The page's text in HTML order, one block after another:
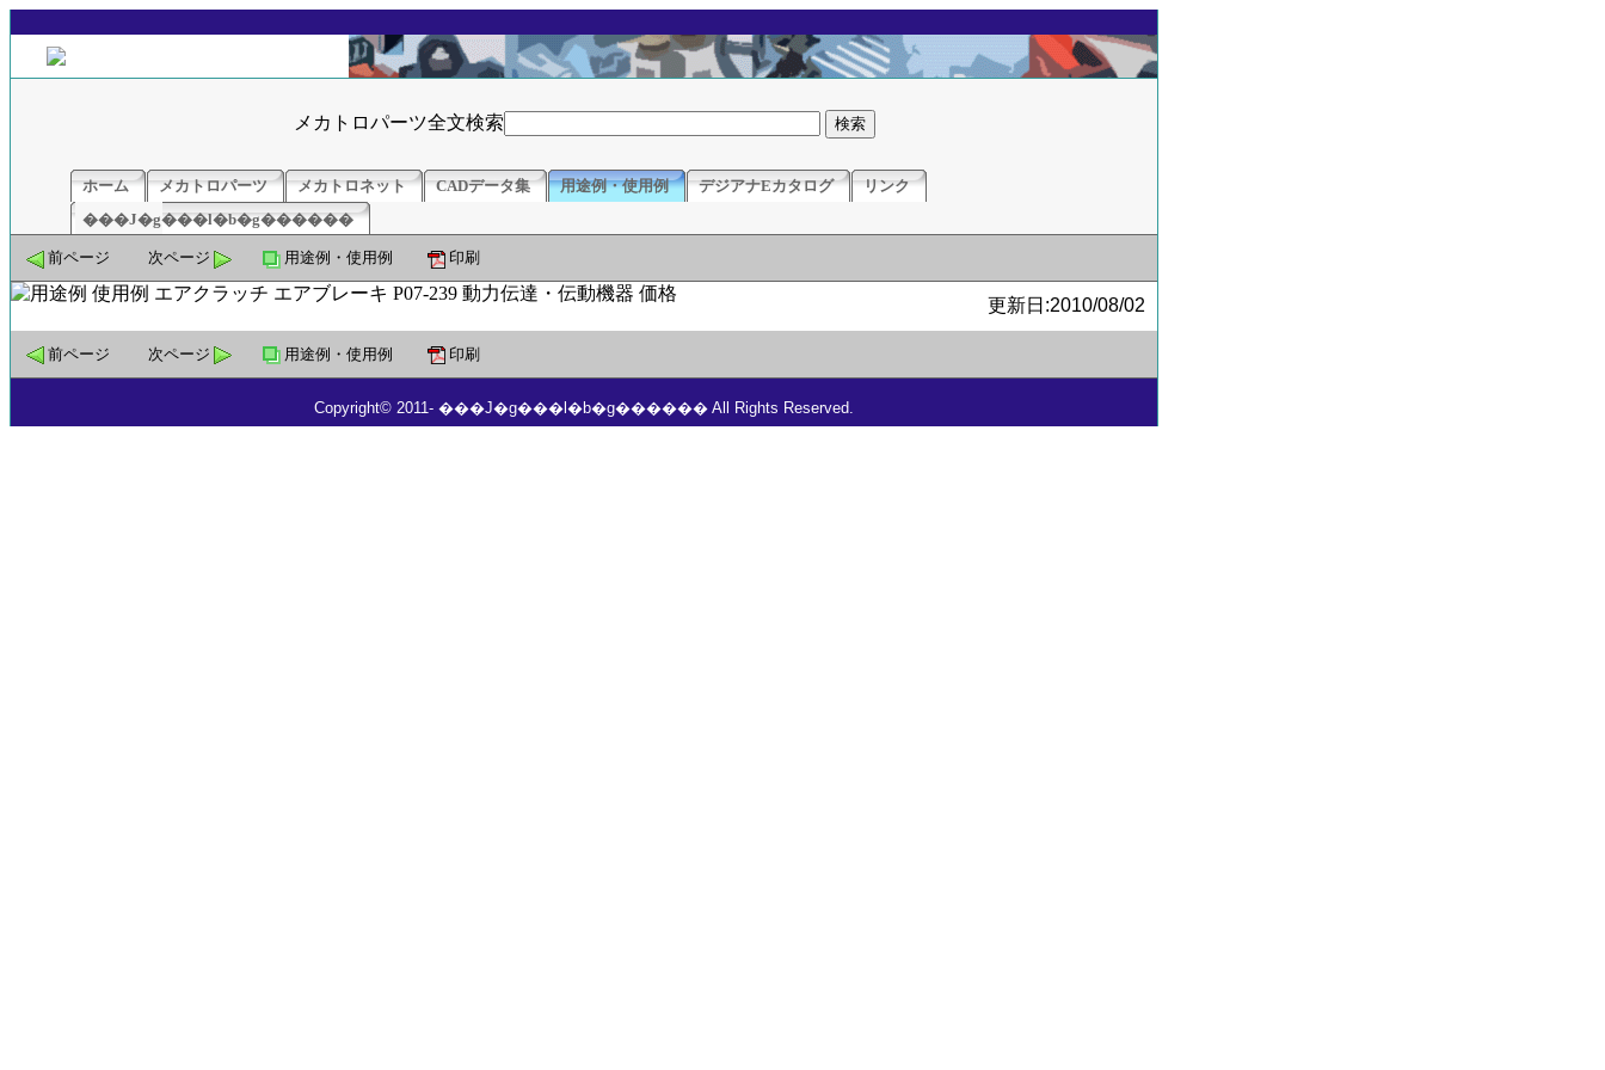
メカトロパーツ全文検索
ホーム メカトロパーツ メカトロネット CADデータ集 用途例・使用例 デジアナEカタログ
リンク
���J�g���l�b�g������
前ページ 次ページ 用途例・使用例 印刷
更新日:2010/08/02
前ページ 次ページ 用途例・使用例 印刷
Copyright© 2011- ���J�g���l�b�g������ All Rights Reserved.